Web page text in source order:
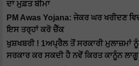
ਦਾ ਮੁਫ਼ਤ ਬੀਮਾ
PM Awas Yojana: ਜੇਕਰ ਘਰ ਖਰੀਦਣ
ਇਸ ਤਰ੍ਹਾਂ ਕਰੋ ਚੈੱਕ
ਖੁਸ਼ਖਬਰੀ ! 1ਅਪ੍ਰੈਲ ਤੋਂ ਸਰਕਾਰੀ ਮੁਲਾਜ਼ਮਾਂ
ਸਰਕਾਰ ਕਰ ਸਕਦੀ ਹੈ ਨਵੇਂ ਕਿਰਤ ਕਾਨੂੰਨ ਲਾਗੂ